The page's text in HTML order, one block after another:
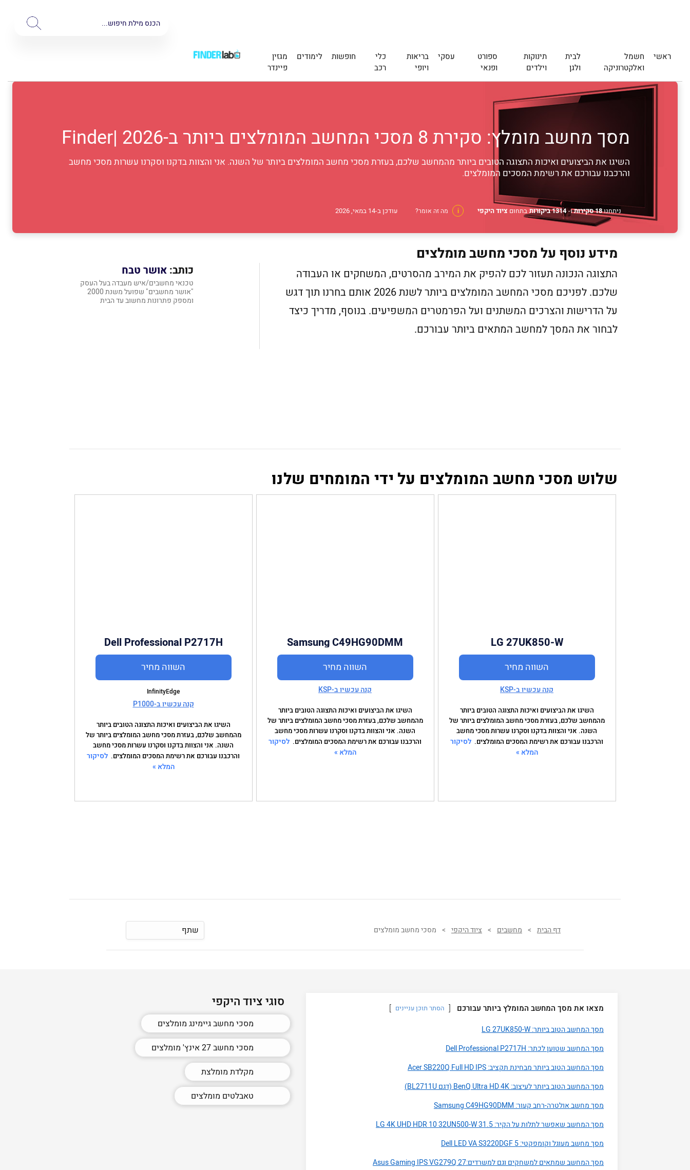
ראשי
חשמל
ואלקטרוניקה
לבית
ולגן
תינוקות
וילדים
ספורט
ופנאי
עסקי
בריאות
ויופי
כלי
רכב
חופשות לימודים
מגזין
פיינדר
מסך מחשב מומלץ: סקירת 8 מסכי המחשב המומלצים ביותר ב-2026 |Finder
השיגו את הביצועים ואיכות התצוגה הטובים ביותר מהמחשב שלכם, בעזרת מסכי מחשב המומלצים ביותר של השנה. אני והצוות בדקנו וסקרנו עשרות מסכי מחשב
והרכבנו עבורכם את רשימת המסכים המומלצים.
ניתחנו18 סקירות ו- 1314 ביקורות בתחום ציוד היקפי i מה זה אומר? עודכן ב-14 במאי, 2026
מידע נוסף על מסכי מחשב מומלצים
התצוגה הנכונה תעזור לכם להפיק את המירב מהסרטים, המשחקים או העבודה
שלכם. לפניכם מסכי המחשב המומלצים ביותר לשנת 2026 אותם בחרנו תוך דגש
על הדרישות והצרכים המשתנים ועל הפרמטרים המשפיעים. בנוסף, מדריך כיצד
לבחור את המסך למחשב המתאים ביותר עבורכם.
כותב: אושר טבח
טכנאי מחשבים/איש מעבדה בעל העסק
"אושר מחשבים" שפועל משנת 2000
ומספק פתרונות מחשוב עד הבית
שלוש מסכי מחשב המומלצים על ידי המומחים שלנו
LG 27UK850-W
השווה מחיר
קנה עכשיו ב-KSP
השיגו את הביצועים ואיכות התצוגה הטובים ביותר
מהמחשב שלכם, בעזרת מסכי מחשב המומלצים ביותר של
השנה. אני והצוות בדקנו וסקרנו עשרות מסכי מחשב
והרכבנו עבורכם את רשימת המסכים המומלצים. לסיקור
המלא »
Samsung C49HG90DMM
השווה מחיר
קנה עכשיו ב-KSP
השיגו את הביצועים ואיכות התצוגה הטובים ביותר
מהמחשב שלכם, בעזרת מסכי מחשב המומלצים ביותר של
השנה. אני והצוות בדקנו וסקרנו עשרות מסכי מחשב
והרכבנו עבורכם את רשימת המסכים המומלצים. לסיקור
המלא »
Dell Professional P2717H
השווה מחיר
InfinityEdge
קנה עכשיו ב-P1000
השיגו את הביצועים ואיכות התצוגה הטובים ביותר
מהמחשב שלכם, בעזרת מסכי מחשב המומלצים ביותר של
השנה. אני והצוות בדקנו וסקרנו עשרות מסכי מחשב
והרכבנו עבורכם את רשימת המסכים המומלצים. לסיקור
המלא »
דף הבית > מחשבים > ציוד היקפי > מסכי מחשב מומלצים שתף
מצאו את מסך המחשב המומלץ ביותר עבורכם הסתר תוכן עניינים
מסך המחשב הטוב ביותר: LG 27UK850-W
מסך המחשב שטוען לכתר: Dell Professional P2717H
מסך המחשב הטוב ביותר מבחינת תקציב: Acer SB220Q Full HD IPS
מסך המחשב הטוב ביותר לעיצוב: BenQ Ultra HD 4K (דגם BL2711U)
מסך מחשב אולטרה-רחב קעור: Samsung C49HG90DMM
מסך המחשב שאפשר לתלות על הקיר: LG 4K UHD HDR 10 32UN500-W 31.5
מסך מחשב מעוגל וקומפקטי: 5 Dell LED VA S3220DGF
מסך המחשב שמתאים למשחקים וגם למשרדים:27 Asus Gaming IPS VG279Q
סוגי ציוד היקפי
מסכי מחשב גיימינג מומלצים
מסכי מחשב 27 אינץ' מומלצים
מקלדת מומלצת
טאבלטים מומלצים